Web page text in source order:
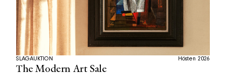
The Modern Art Sale
SLAGAUKTION Hösten 2026